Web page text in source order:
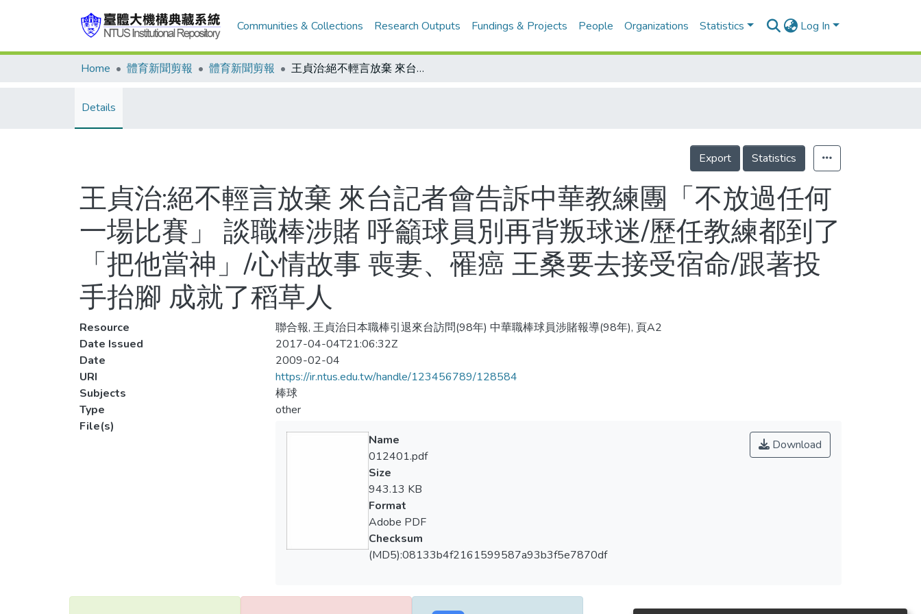
Communities & Collections Research Outputs Fundings & Projects People Organizations Statistics Log In
Home 體育新聞剪報 體育新聞剪報 王貞治:絕不輕言放棄 來台記者會告訴中華教練團「不放過任何一場比賽」 談職棒涉賭 呼籲球員別再背叛球迷/歷任教練都到了「把他當神」/心情故事 喪妻、罹癌 王桑要去接受宿命/跟著投手抬腳 成就了稻草人
Details
Export Statistics
王貞治:絕不輕言放棄 來台記者會告訴中華教練團「不放過任何
一場比賽」 談職棒涉賭 呼籲球員別再背叛球迷/歷任教練都到了
「把他當神」/心情故事 喪妻、罹癌 王桑要去接受宿命/跟著投
手抬腳 成就了稻草人
Resource
聯合報, 王貞治日本職棒引退來台訪問(98年) 中華職棒球員涉賭報導(98年), 頁A2
Date Issued
2017-04-04T21:06:32Z
Date
2009-02-04
URI
https://ir.ntus.edu.tw/handle/123456789/128584
Subjects
棒球
Type
other
File(s)
Download
Name
012401.pdf
Size
943.13 KB
Format
Adobe PDF
Checksum
(MD5):08133b4f2161599587a93b3f5e7870df